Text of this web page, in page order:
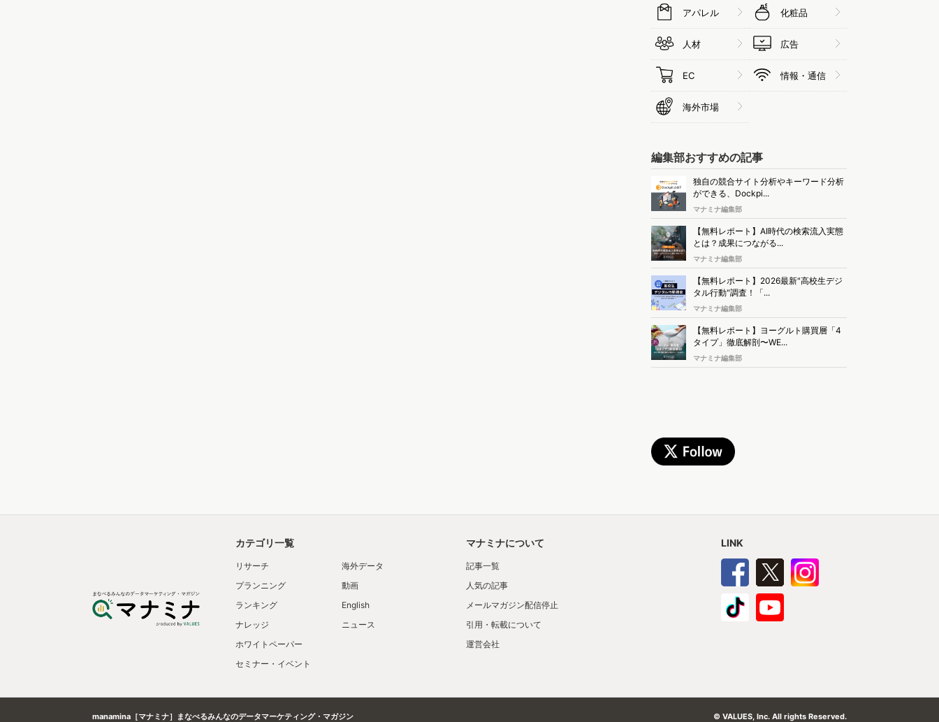
アパレル 化粧品
人材 広告
EC 情報・通信
海外市場
編集部おすすめの記事
独自の競合サイト分析やキーワード分析
ができる、Dockpi...
マナミナ編集部
【無料レポート】AI時代の検索流入実態
とは？成果につながる...
マナミナ編集部
【無料レポート】2026最新"高校生デジ
タル行動"調査！「...
マナミナ編集部
【無料レポート】ヨーグルト購買層「4
タイプ」徹底解剖〜WE...
マナミナ編集部
カテゴリ一覧
リサーチ
プランニング
ランキング
ナレッジ
ホワイトペーパー
セミナー・イベント
海外データ
動画
English
ニュース
マナミナについて
記事一覧
人気の記事
メールマガジン配信停止
引用・転載について
運営会社
LINK
manamina［マナミナ］まなべるみんなのデータマーケティング・マガジン © VALUES, Inc. All rights Reserved.